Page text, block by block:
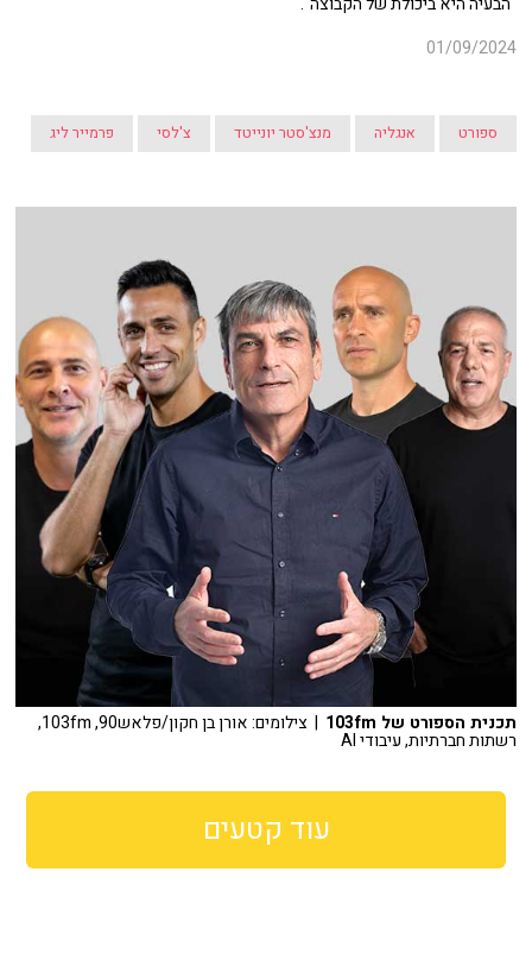
01/09/2024
ספורט אנגליה מנצ'סטר יונייטד צ'לסי פרמייר ליג
תכנית הספורט של 103fm | צילומים: אורן בן חקון/פלאש90, 103fm,
רשתות חברתיות, עיבודי AI
עוד קטעים